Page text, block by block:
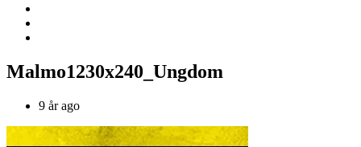
Malmo1230x240_Ungdom
9 år ago